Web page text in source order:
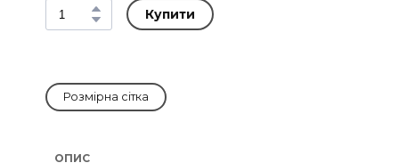
Купити
Розмірна сітка
ОПИС